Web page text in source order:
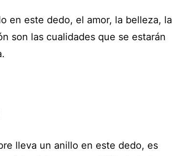
en este dedo, el amor, la belleza, la
son las cualidades que se estarán
lleva un anillo en este dedo, es